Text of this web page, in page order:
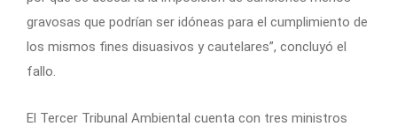
gravosas que podrían ser idóneas para el cumplimiento de
los mismos fines disuasivos y cautelares”, concluyó el
fallo.
El Tercer Tribunal Ambiental cuenta con tres ministros